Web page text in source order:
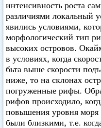
интенсивность роста
различиями локальный
явились условиями,
морфологический тип
высоких островов.
в условиях, когда
бьта выше скорости
ниже, то на склонах
погруженные рифы.
рифов происходило,
повышения уровня моря
были близкими, т.е.